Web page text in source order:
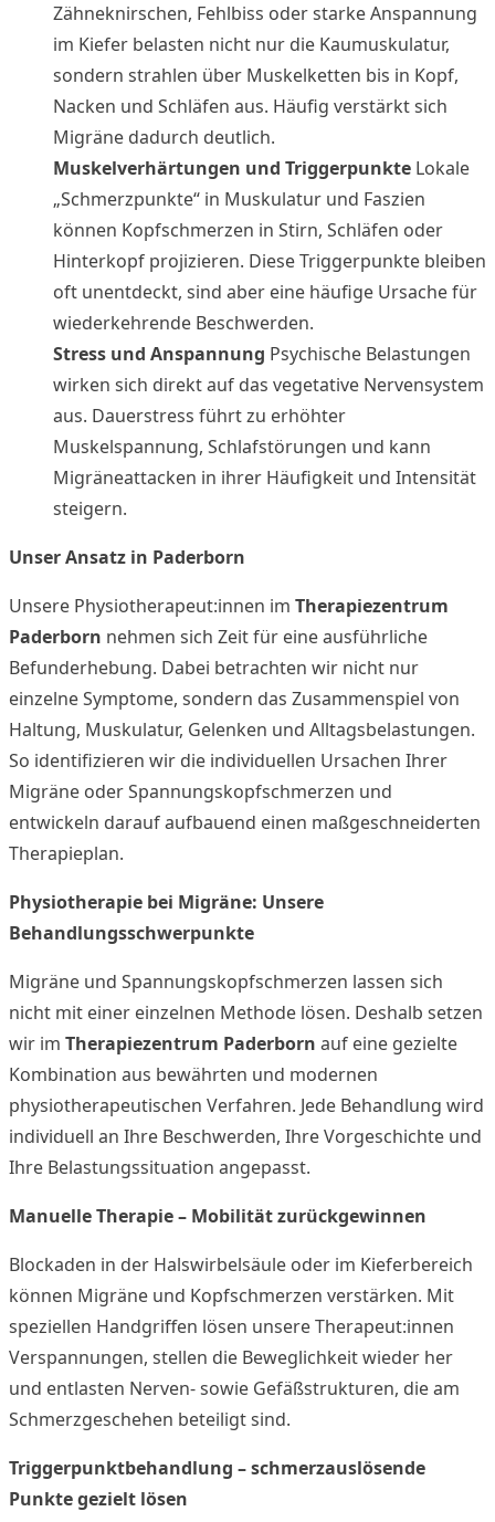
Zähneknirschen, Fehlbiss oder starke Anspannung
im Kiefer belasten nicht nur die Kaumuskulatur,
sondern strahlen über Muskelketten bis in Kopf,
Nacken und Schläfen aus. Häufig verstärkt sich
Migräne dadurch deutlich.
Muskelverhärtungen und Triggerpunkte Lokale
„Schmerzpunkte“ in Muskulatur und Faszien
können Kopfschmerzen in Stirn, Schläfen oder
Hinterkopf projizieren. Diese Triggerpunkte bleiben
oft unentdeckt, sind aber eine häufige Ursache für
wiederkehrende Beschwerden.
Stress und Anspannung Psychische Belastungen
wirken sich direkt auf das vegetative Nervensystem
aus. Dauerstress führt zu erhöhter
Muskelspannung, Schlafstörungen und kann
Migräneattacken in ihrer Häufigkeit und Intensität
steigern.
Unser Ansatz in Paderborn
Unsere Physiotherapeut:innen im Therapiezentrum
Paderborn nehmen sich Zeit für eine ausführliche
Befunderhebung. Dabei betrachten wir nicht nur
einzelne Symptome, sondern das Zusammenspiel von
Haltung, Muskulatur, Gelenken und Alltagsbelastungen.
So identifizieren wir die individuellen Ursachen Ihrer
Migräne oder Spannungskopfschmerzen und
entwickeln darauf aufbauend einen maßgeschneiderten
Therapieplan.
Physiotherapie bei Migräne: Unsere
Behandlungsschwerpunkte
Migräne und Spannungskopfschmerzen lassen sich
nicht mit einer einzelnen Methode lösen. Deshalb setzen
wir im Therapiezentrum Paderborn auf eine gezielte
Kombination aus bewährten und modernen
physiotherapeutischen Verfahren. Jede Behandlung wird
individuell an Ihre Beschwerden, Ihre Vorgeschichte und
Ihre Belastungssituation angepasst.
Manuelle Therapie – Mobilität zurückgewinnen
Blockaden in der Halswirbelsäule oder im Kieferbereich
können Migräne und Kopfschmerzen verstärken. Mit
speziellen Handgriffen lösen unsere Therapeut:innen
Verspannungen, stellen die Beweglichkeit wieder her
und entlasten Nerven- sowie Gefäßstrukturen, die am
Schmerzgeschehen beteiligt sind.
Triggerpunktbehandlung – schmerzauslösende
Punkte gezielt lösen